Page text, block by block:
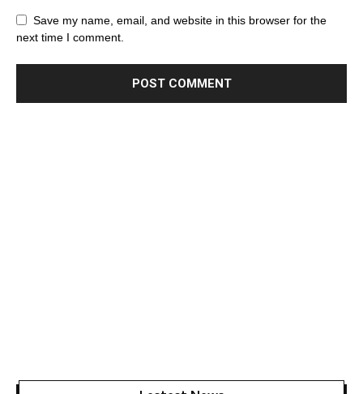
Save my name, email, and website in this browser for the
next time I comment.